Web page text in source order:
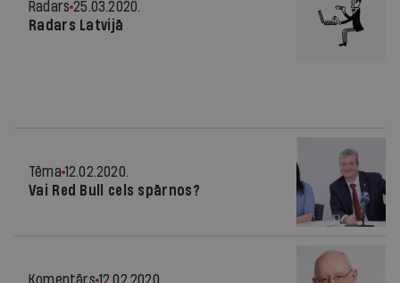
Radars 25.03.2020.
Radars Latvijā
Tēma 12.02.2020.
Vai Red Bull cels spārnos?
Komentārs 12.02.2020.